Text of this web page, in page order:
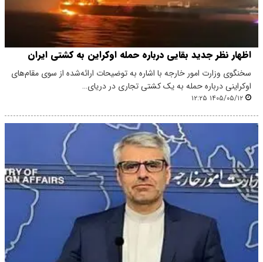
اظهار نظر جدید بقایی درباره حمله اوکراین به کشتی ایران
سخنگوی وزارت امور خارجه با اشاره به توضیحات ارائه‌شده از سوی مقام‌های
اوکراینی درباره حمله به یک کشتی تجاری در دریای…
۱۴۰۵/۰۵/۱۲ ۱۲:۲۵